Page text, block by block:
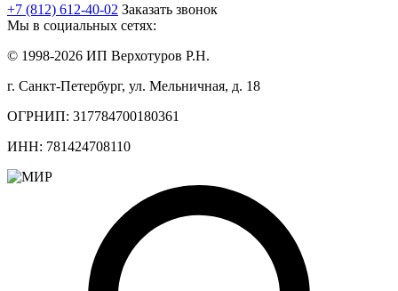
+7 (812) 612-40-02 Заказать звонок
Мы в социальных сетях:
© 1998-2026 ИП Верхотуров Р.Н.
г. Санкт-Петербург, ул. Мельничная, д. 18
ОГРНИП: 317784700180361
ИНН: 781424708110